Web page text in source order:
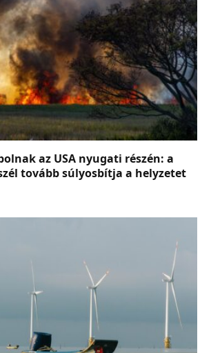
az USA nyugati részén: a
tovább súlyosbítja a helyzetet